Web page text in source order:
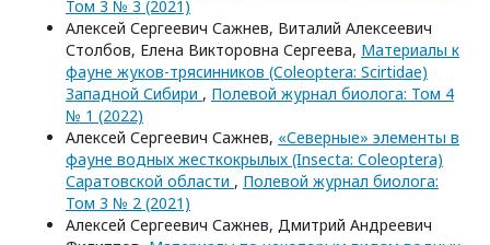
Том 3 № 3 (2021)
Алексей Сергеевич Сажнев, Виталий Алексеевич
Столбов, Елена Викторовна Сергеева, Материалы к
фауне жуков-трясинников (Coleoptera: Scirtidae)
Западной Сибири , Полевой журнал биолога: Том 4
№ 1 (2022)
Алексей Сергеевич Сажнев, «Северные» элементы в
фауне водных жесткокрылых (Insecta: Coleoptera)
Саратовской области , Полевой журнал биолога:
Том 3 № 2 (2021)
Алексей Сергеевич Сажнев, Дмитрий Андреевич